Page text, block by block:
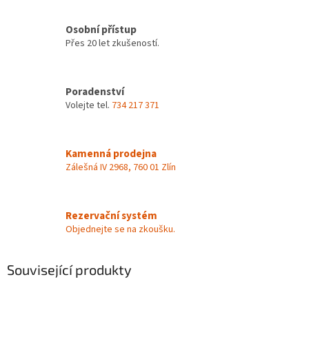
Osobní přístup
Přes 20 let zkušeností.
Poradenství
Volejte tel. 734 217 371
Kamenná prodejna
Zálešná IV 2968, 760 01 Zlín
Rezervační systém
Objednejte se na zkoušku.
Související produkty